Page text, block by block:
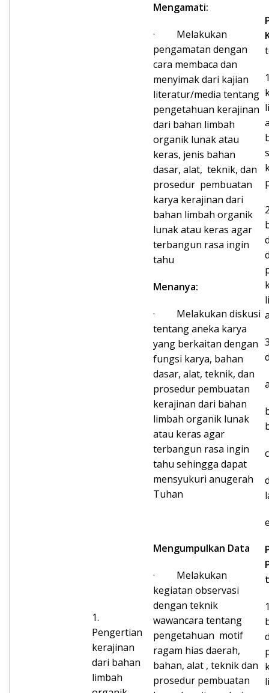
1.
Pengertian
kerajinan
dari bahan
limbah
Mengamati:
· Melakukan
pengamatan dengan
cara membaca dan
menyimak dari kajian
literatur/media tentang
pengetahuan kerajinan
dari bahan limbah
organik lunak atau
keras, jenis bahan
dasar, alat, teknik, dan
prosedur pembuatan
karya kerajinan dari
bahan limbah organik
lunak atau keras agar
terbangun rasa ingin
tahu
Menanya:
· Melakukan diskusi
tentang aneka karya
yang berkaitan dengan
fungsi karya, bahan
dasar, alat, teknik, dan
prosedur pembuatan
kerajinan dari bahan
limbah organik lunak
atau keras agar
terbangun rasa ingin
tahu sehingga dapat
mensyukuri anugerah
Tuhan
Mengumpulkan Data
· Melakukan
kegiatan observasi
dengan teknik
wawancara tentang
pengetahuan motif
ragam hias daerah,
bahan, alat , teknik dan
prosedur pembuatan